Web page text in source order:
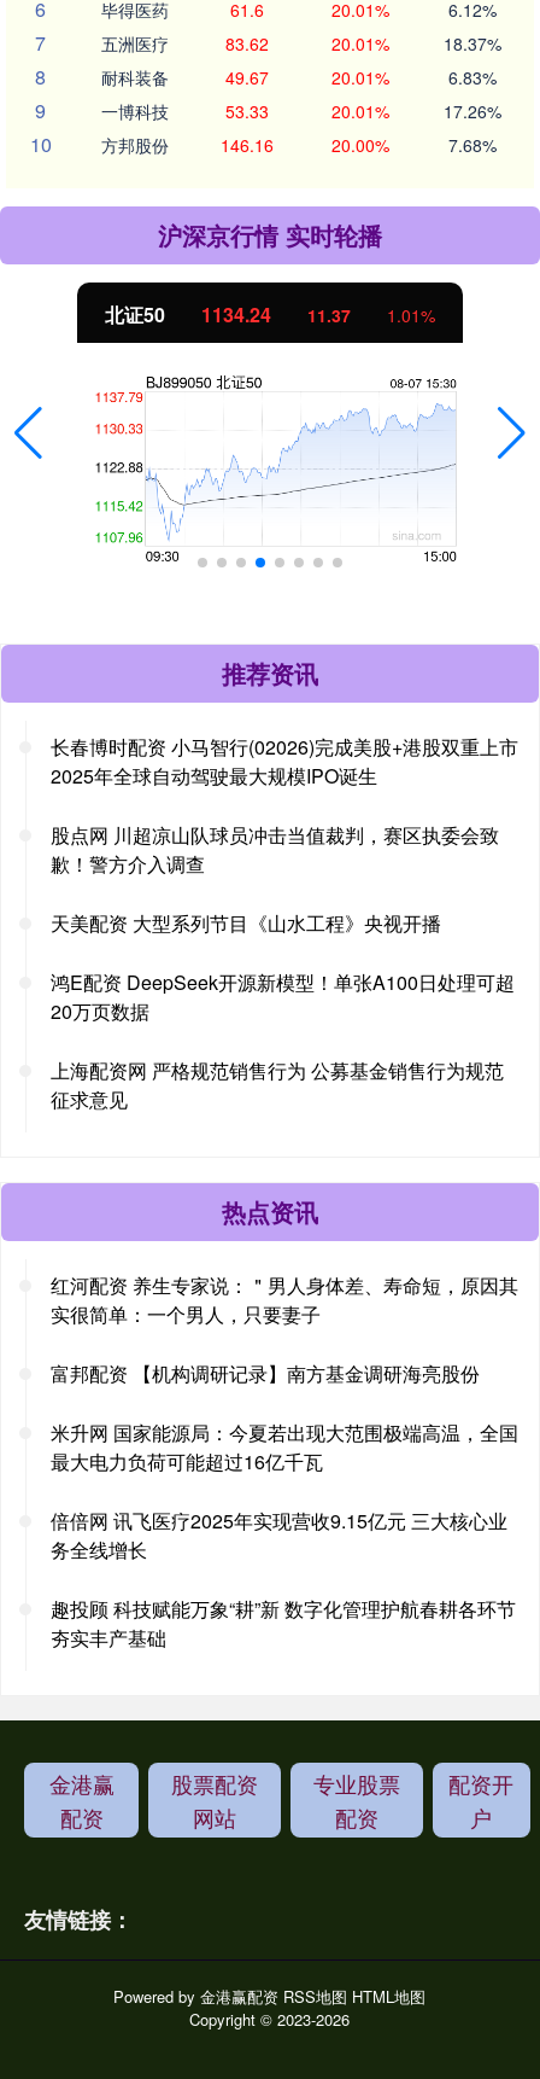
6 毕得医药 61.6 20.01% 6.12%
7 五洲医疗 83.62 20.01% 18.37%
8 耐科装备 49.67 20.01% 6.83%
9 一博科技 53.33 20.01% 17.26%
10 方邦股份 146.16 20.00% 7.68%
沪深京行情 实时轮播
北证50 1134.24 11.37 1.01%
推荐资讯
长春博时配资 小马智行(02026)完成美股+港股双重上市
2025年全球自动驾驶最大规模IPO诞生
股点网 川超凉山队球员冲击当值裁判，赛区执委会致
歉！警方介入调查
天美配资 大型系列节目《山水工程》央视开播
鸿E配资 DeepSeek开源新模型！单张A100日处理可超
20万页数据
上海配资网 严格规范销售行为 公募基金销售行为规范
征求意见
热点资讯
红河配资 养生专家说：＂男人身体差、寿命短，原因其
实很简单：一个男人，只要妻子
富邦配资 【机构调研记录】南方基金调研海亮股份
米升网 国家能源局：今夏若出现大范围极端高温，全国
最大电力负荷可能超过16亿千瓦
倍倍网 讯飞医疗2025年实现营收9.15亿元 三大核心业
务全线增长
趣投顾 科技赋能万象“耕”新 数字化管理护航春耕各环节
夯实丰产基础
金港赢
配资
股票配资
网站
专业股票
配资
配资开
户
友情链接：
Powered by金港赢配资 RSS地图 HTML地图
Copyright© 2023-2026